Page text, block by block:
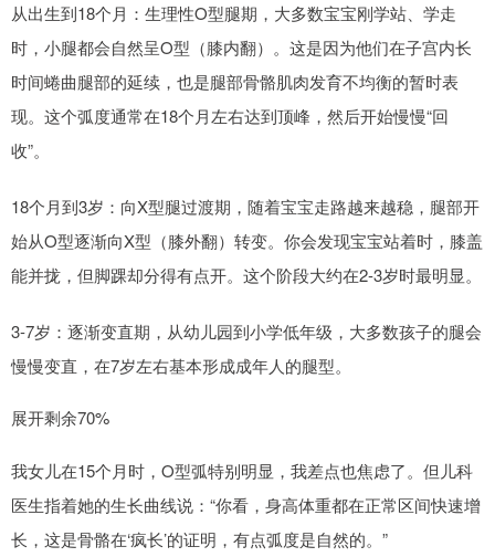
从出生到18个月：生理性O型腿期，大多数宝宝刚学站、学走
时，小腿都会自然呈O型（膝内翻）。这是因为他们在子宫内长
时间蜷曲腿部的延续，也是腿部骨骼肌肉发育不均衡的暂时表
现。这个弧度通常在18个月左右达到顶峰，然后开始慢慢“回
收”。
18个月到3岁：向X型腿过渡期，随着宝宝走路越来越稳，腿部开
始从O型逐渐向X型（膝外翻）转变。你会发现宝宝站着时，膝盖
能并拢，但脚踝却分得有点开。这个阶段大约在2-3岁时最明显。
3-7岁：逐渐变直期，从幼儿园到小学低年级，大多数孩子的腿会
慢慢变直，在7岁左右基本形成成年人的腿型。
展开剩余70%
我女儿在15个月时，O型弧特别明显，我差点也焦虑了。但儿科
医生指着她的生长曲线说：“你看，身高体重都在正常区间快速增
长，这是骨骼在‘疯长’的证明，有点弧度是自然的。”